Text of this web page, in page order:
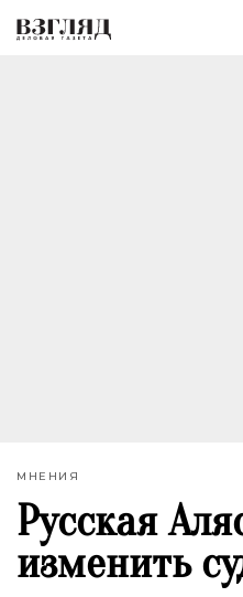
МНЕНИЯ
Русская
изменить